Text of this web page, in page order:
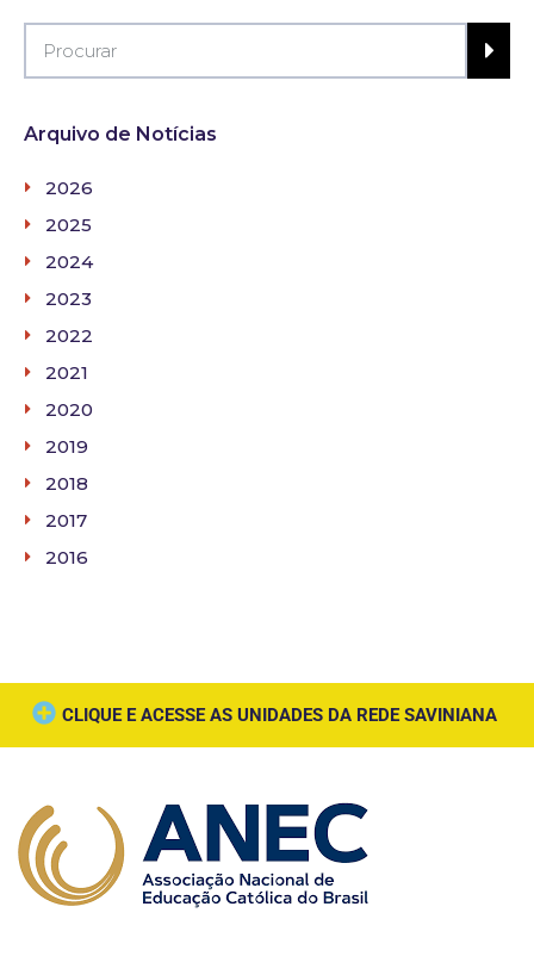
Arquivo de Notícias
2026
2025
2024
2023
2022
2021
2020
2019
2018
2017
2016
CLIQUE E ACESSE AS UNIDADES DA REDE SAVINIANA